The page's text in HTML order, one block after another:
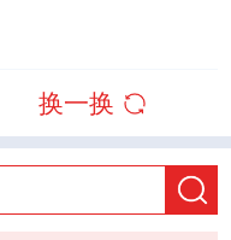
换一换